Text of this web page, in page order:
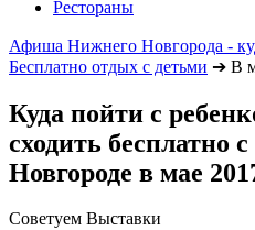
Рестораны
Афиша Нижнего Новгорода -
Бесплатно отдых с детьми ➔ В
Куда пойти с
сходить бесплатно
Новгороде в мае
Советуем Выставки